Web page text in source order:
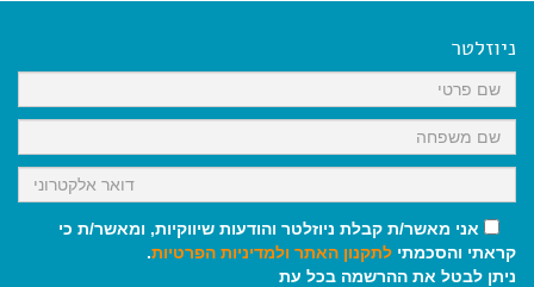
k
p
m
ניוזלטר
אני מאשר/ת קבלת ניוזלטר והודעות שיווקיות, ומאשר/ת כי
קראתי והסכמתי לתקנון האתר ולמדיניות הפרטיות.
ניתן לבטל את ההרשמה בכל עת